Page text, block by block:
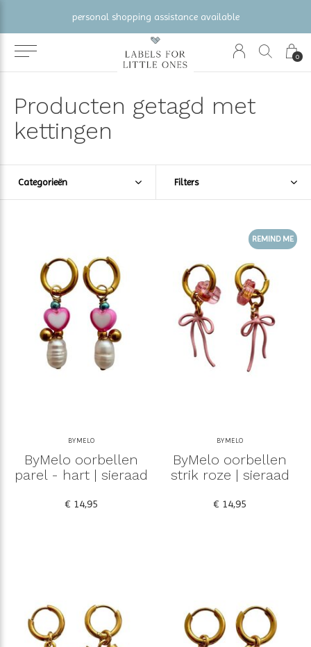
0
gratis verzending vanaf €100 (NL/BE/DE)
Producten getagd met
kettingen
Categorieën Filters
BYMELO
ByMelo oorbellen
parel - hart | sieraad
€ 14,95
REMIND ME
BYMELO
ByMelo oorbellen
strik roze | sieraad
€ 14,95